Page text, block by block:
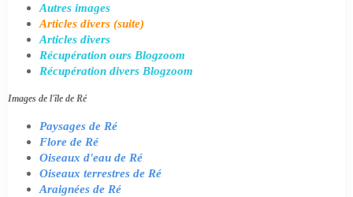
Autres images
Articles divers (suite)
Articles divers
Récupération ours Blogzoom
Récupération divers Blogzoom
Images de l'île de Ré
Paysages de Ré
Flore de Ré
Oiseaux d'eau de Ré
Oiseaux terrestres de Ré
Araignées de Ré